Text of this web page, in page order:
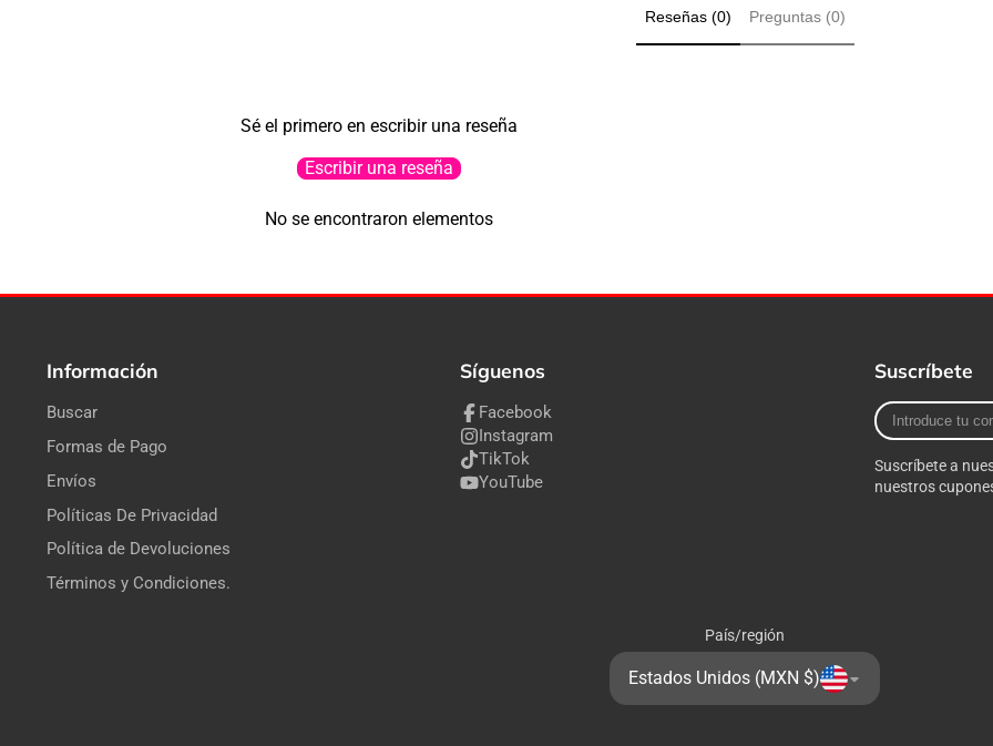
Reseñas (0) Preguntas (0)
Sé el primero en escribir una reseña
Escribir una reseña
No se encontraron elementos
Información
Buscar
Formas de Pago
Envíos
Políticas De Privacidad
Política de Devoluciones
Términos y Condiciones.
Síguenos
Facebook
Instagram
TikTok
YouTube
Suscríbete
Introduce
tu
electrónico
Suscríbete a
nuestros
País/región
Estados Unidos (MXN $)